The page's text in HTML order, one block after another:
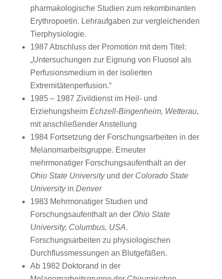
pharmakologische Studien zum rekombinanten
Erythropoetin. Lehraufgaben zur vergleichenden
Tierphysiologie.
1987 Abschluss der Promotion mit dem Titel:
„Untersuchungen zur Eignung von Fluosol als
Perfusionsmedium in der isolierten
Extremitätenperfusion.“
1985 – 1987 Zivildienst im Heil- und
Erziehungsheim Echzell-Bingenheim, Wetterau,
mit anschließender Anstellung
1984 Fortsetzung der Forschungsarbeiten in der
Melanomarbeitsgruppe. Erneuter
mehrmonatiger Forschungsaufenthalt an der
Ohio State Universityund der Colorado State
Universityin Denver
1983 Mehrmonatiger Studien und
Forschungsaufenthalt an der Ohio State
University, Columbus, USA.
Forschungsarbeiten zu physiologischen
Durchflussmessungen an Blutgefäßen.
Ab 1982 Doktorand in der